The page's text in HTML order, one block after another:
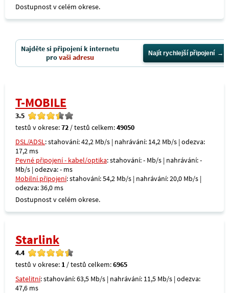
Dostupnost v celém okrese.
Najděte si připojení k internetu
provaši adresu Najít rychlejší připojení
T-MOBILE
3.5
testů v okrese:72 / testů celkem:49050
DSL/ADSL: stahování: 42,2 Mb/s | nahrávání: 14,2 Mb/s | odezva:
17,2 ms
Pevné připojení - kabel/optika: stahování: - Mb/s | nahrávání: -
Mb/s | odezva: - ms
Mobilní připojení: stahování: 54,2 Mb/s | nahrávání: 20,0 Mb/s |
odezva: 36,0 ms
Dostupnost v celém okrese.
Starlink
4.4
testů v okrese: 1 / testů celkem:6965
Satelitní: stahování: 63,5 Mb/s | nahrávání: 11,5 Mb/s | odezva:
47,6 ms